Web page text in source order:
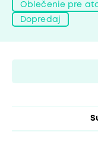
Oblečenie pre
Dopredaj